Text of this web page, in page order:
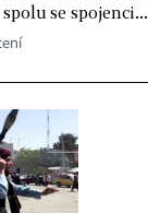
se spojenci...